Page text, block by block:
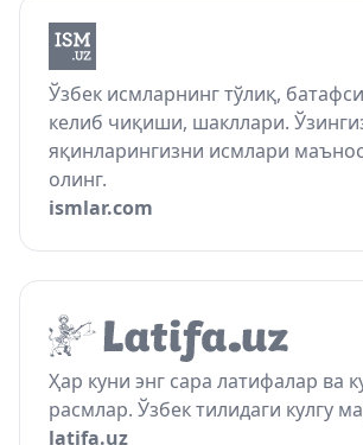
Ўзбек исмларнинг тўлиқ,
келиб чиқиши, шакллари.
яқинларингизни исмлари
олинг.
ismlar.com
Ҳар куни энг сара латифалар ва
расмлар. Ўзбек тилидаги кулгу
latifa.uz